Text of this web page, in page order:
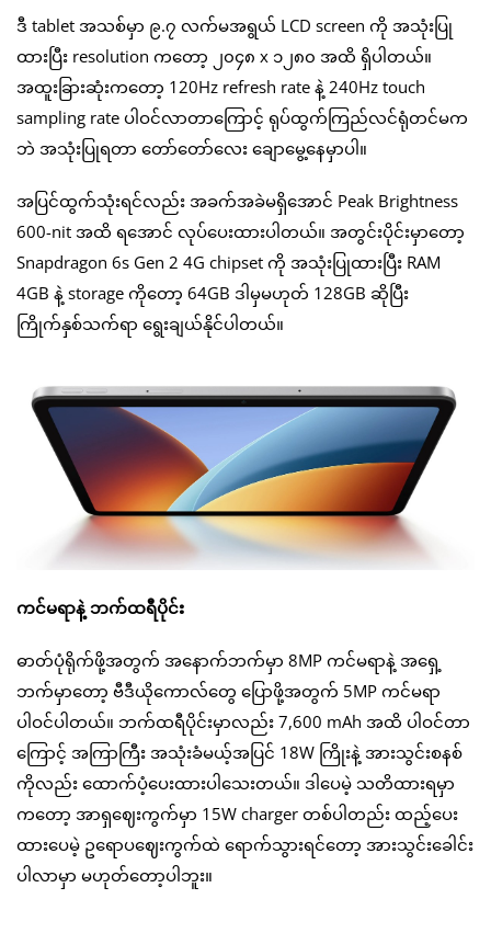
ဒီ tablet အသစ်မှာ ၉.၇ လက်မအရွယ် LCD screen ကို အသုံးပြု
ထားပြီး resolution ကတော့ ၂၀၄၈ x ၁၂၈၀ အထိ ရှိပါတယ်။
အထူးခြားဆုံးကတော့ 120Hz refresh rate နဲ့ 240Hz touch
sampling rate ပါဝင်လာတာကြောင့် ရုပ်ထွက်ကြည်လင်ရုံတင်မက
ဘဲ အသုံးပြုရတာ တော်တော်လေး ချောမွေ့နေမှာပါ။
အပြင်ထွက်သုံးရင်လည်း အခက်အခဲမရှိအောင် Peak Brightness
600-nit အထိ ရအောင် လုပ်ပေးထားပါတယ်။ အတွင်းပိုင်းမှာတော့
Snapdragon 6s Gen 2 4G chipset ကို အသုံးပြုထားပြီး RAM
4GB နဲ့ storage ကိုတော့ 64GB ဒါမှမဟုတ် 128GB ဆိုပြီး
ကြိုက်နှစ်သက်ရာ ရွေးချယ်နိုင်ပါတယ်။
ကင်မရာနဲ့ ဘက်ထရီပိုင်း
ဓာတ်ပုံရိုက်ဖို့အတွက် အနောက်ဘက်မှာ 8MP ကင်မရာနဲ့ အရှေ့
ဘက်မှာတော့ ဗီဒီယိုကောလ်တွေ ပြောဖို့အတွက် 5MP ကင်မရာ
ပါဝင်ပါတယ်။ ဘက်ထရီပိုင်းမှာလည်း 7,600 mAh အထိ ပါဝင်တာ
ကြောင့် အကြာကြီး အသုံးခံမယ့်အပြင် 18W ကြိုးနဲ့ အားသွင်းစနစ်
ကိုလည်း ထောက်ပံ့ပေးထားပါသေးတယ်။ ဒါပေမဲ့ သတိထားရမှာ
ကတော့ အာရှဈေးကွက်မှာ 15W charger တစ်ပါတည်း ထည့်ပေး
ထားပေမဲ့ ဥရောပဈေးကွက်ထဲ ရောက်သွားရင်တော့ အားသွင်းခေါင်း
ပါလာမှာ မဟုတ်တော့ပါဘူး။